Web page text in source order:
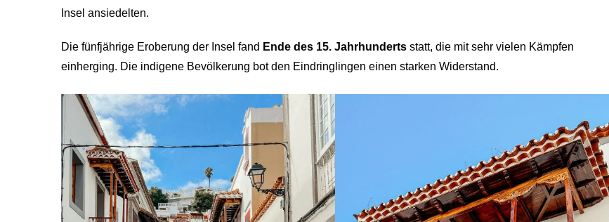
Insel ansiedelten.
Die fünfjährige Eroberung der Insel fand Ende des 15. Jahrhunderts statt, die mit sehr vielen Kämpfen
einherging. Die indigene Bevölkerung bot den Eindringlingen einen starken Widerstand.